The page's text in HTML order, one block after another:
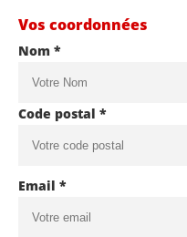
Vos coordonnées
Nom *
Code postal *
Email *